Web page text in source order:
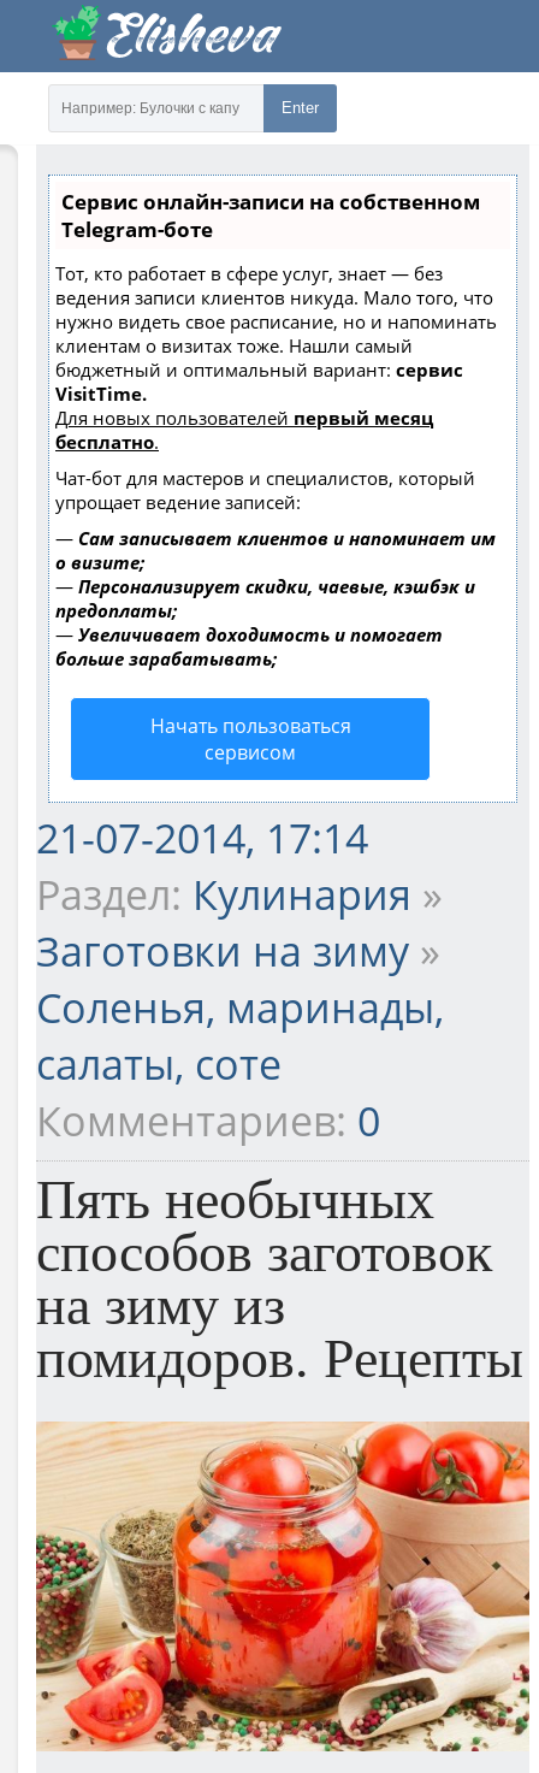
Enter
Сервис онлайн-записи на собственном
Telegram-боте
Тот, кто работает в сфере услуг, знает — без
ведения записи клиентов никуда. Мало того, что
нужно видеть свое расписание, но и напоминать
клиентам о визитах тоже. Нашли самый
бюджетный и оптимальный вариант: сервис
VisitTime.
Для новых пользователей первый месяц
бесплатно.
Чат-бот для мастеров и специалистов, который
упрощает ведение записей:
— Сам записывает клиентов и напоминает им
о визите;
— Персонализирует скидки, чаевые, кэшбэк и
предоплаты;
— Увеличивает доходимость и помогает
больше зарабатывать;
Начать пользоваться
сервисом
21-07-2014, 17:14
Раздел: Кулинария »
Заготовки на зиму »
Соленья, маринады,
салаты, соте
Комментариев: 0
Пять необычных
способов заготовок
на зиму из
помидоров. Рецепты